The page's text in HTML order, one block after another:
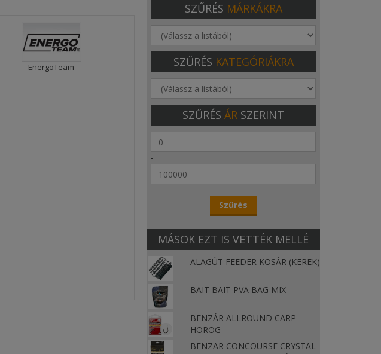
EnergoTeam
SZŰRÉS MÁRKÁKRA
SZŰRÉS KATEGÓRIÁKRA
SZŰRÉS ÁR SZERINT
-
MÁSOK EZT IS VETTÉK MELLÉ
ALAGÚT FEEDER KOSÁR (KEREK)
BAIT BAIT PVA BAG MIX
BENZÁR ALLROUND CARP
HOROG
BENZAR CONCOURSE CRYSTAL